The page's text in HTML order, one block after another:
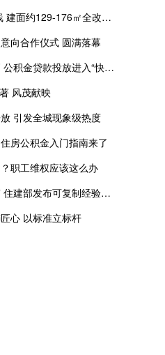
海信·君安神户型上线 建面约129-176㎡全改善一步到位
向合作仪式 圆满落幕
单月增速进一步走高 公积金贷款投放进入“快车道”
风茂献映
引发全城现象级热度
房公积金入门指南来了
职工维权应该这么办
社区建设迎实操指南 住建部发布可复制经验做法清单
心 以标准立标杆